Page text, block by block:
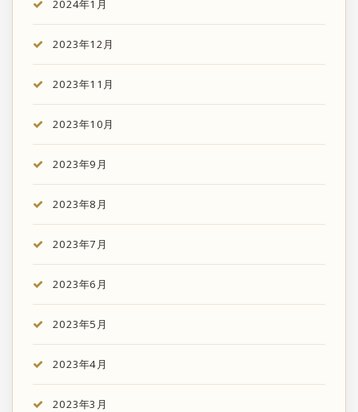
2024年1月
2023年12月
2023年11月
2023年10月
2023年9月
2023年8月
2023年7月
2023年6月
2023年5月
2023年4月
2023年3月